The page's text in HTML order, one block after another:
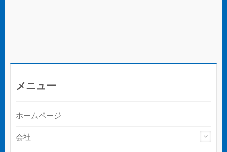
メニュー
ホームページ
会社